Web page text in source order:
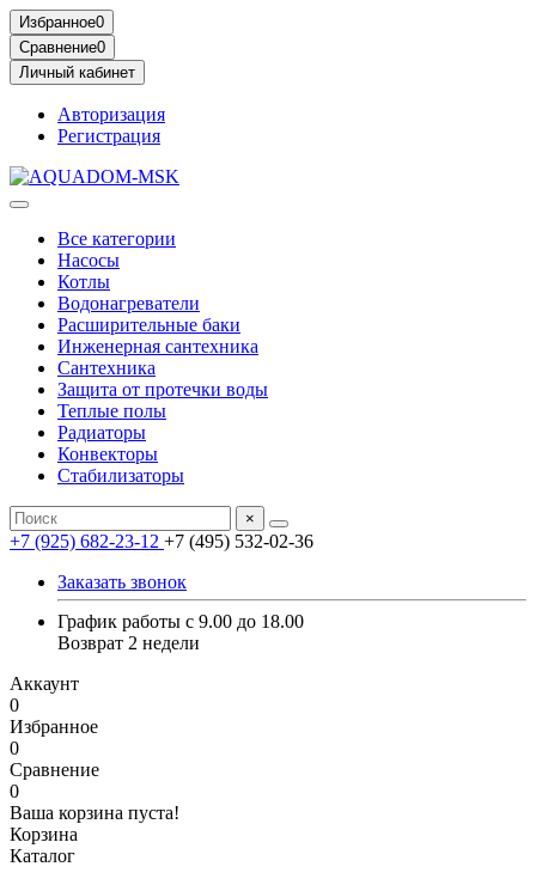
Избранное0
Сравнение0
Личный кабинет
Авторизация
Регистрация
Все категории
Насосы
Котлы
Водонагреватели
Расширительные баки
Инженерная сантехника
Сантехника
Защита от протечки воды
Теплые полы
Радиаторы
Конвекторы
Стабилизаторы
×
+7 (925) 682-23-12 +7 (495) 532-02-36
Заказать звонок
График работы с 9.00 до 18.00
Возврат 2 недели
Аккаунт
0
Избранное
0
Сравнение
0
Ваша корзина пуста!
Корзина
Каталог